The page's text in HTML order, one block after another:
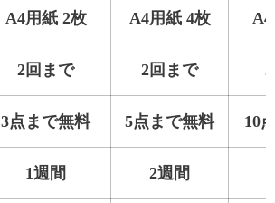
A4用紙 2枚 A4用紙 4枚
2回まで 2回まで
3点まで無料 5点まで無料 10
1週間 2週間